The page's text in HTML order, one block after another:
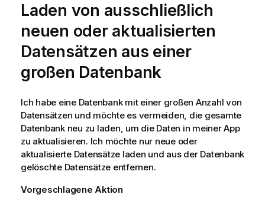
Laden von ausschließlich
neuen oder aktualisierten
Datensätzen aus einer
großen Datenbank
Ich habe eine Datenbank mit einer großen Anzahl von
Datensätzen und möchte es vermeiden, die gesamte
Datenbank neu zu laden, um die Daten in meiner App
zu aktualisieren. Ich möchte nur neue oder
aktualisierte Datensätze laden und aus der Datenbank
gelöschte Datensätze entfernen.
Vorgeschlagene Aktion